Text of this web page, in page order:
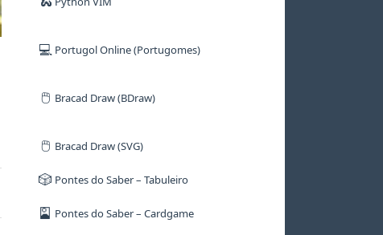
💻 Portugol Online (Portugomes)
🖱️ Bracad Draw (BDraw)
🖱️ Bracad Draw (SVG)
🎲 Pontes do Saber – Tabuleiro
🎴 Pontes do Saber – Cardgame